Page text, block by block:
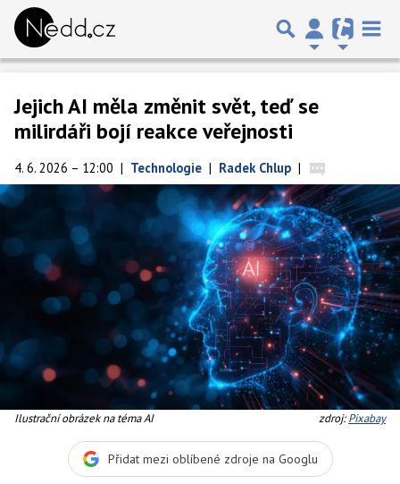
Jejich AI měla změnit svět, teď se
milirdáři bojí reakce veřejnosti
4. 6. 2026 – 12:00 | Technologie | Radek Chlup |
Ilustrační obrázek na téma AI zdroj:Pixabay
Přidat mezi oblíbené zdroje na Googlu